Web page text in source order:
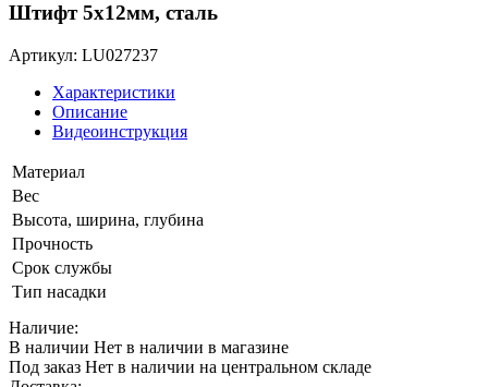
Штифт 5х12мм, сталь
Артикул: LU027237
Характеристики
Описание
Видеоинструкция
Материал
Вес
Высота, ширина, глубина
Прочность
Срок службы
Тип насадки
Наличие:
В наличии Нет в наличии в магазине
Под заказ Нет в наличии на центральном складе